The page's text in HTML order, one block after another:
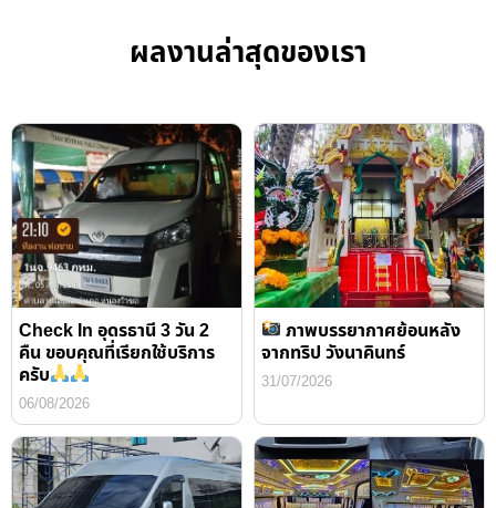
ผลงานล่าสุดของเรา
Check In อุดรธานี 3 วัน 2
คืน ขอบคุณที่เรียกใช้บริการ
ครับ
06/08/2026
ภาพบรรยากาศย้อนหลัง
จากทริป วังนาคินทร์
31/07/2026